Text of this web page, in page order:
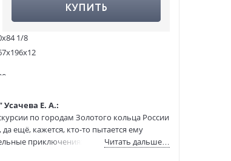
КУПИТЬ
1/8
гр.
5-6055386-2-2
Е. А.:
по городам Золотого кольца России
ещё, кажется, кто-то пытается ему
приключения: он побывает в
Читать дальше…